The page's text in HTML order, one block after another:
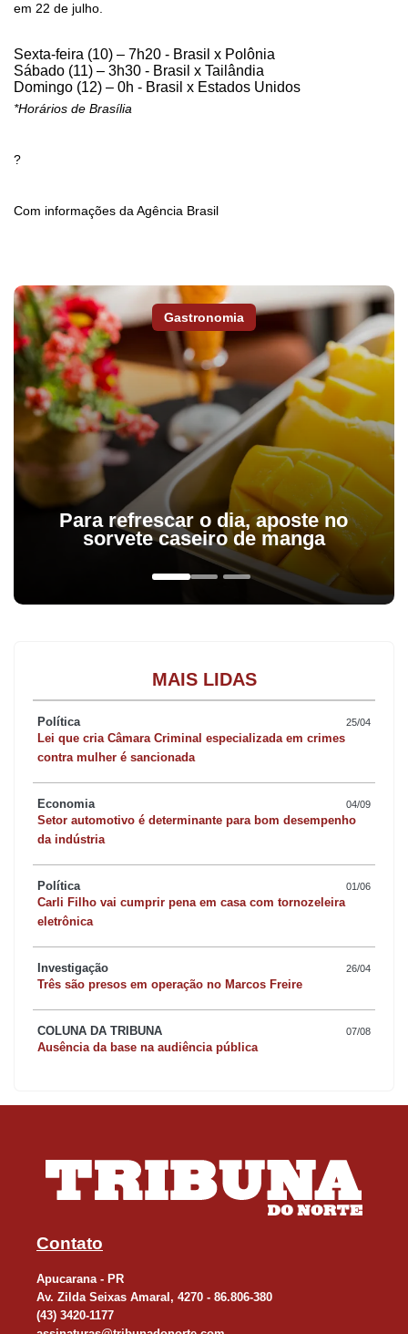
em 22 de julho.
Sexta-feira (10) – 7h20 - Brasil x Polônia
Sábado (11) – 3h30 - Brasil x Tailândia
Domingo (12) – 0h - Brasil x Estados Unidos
*Horários de Brasília
?
Com informações da Agência Brasil
Gastronomia
Para refrescar o dia, aposte no
sorvete caseiro de manga
MAIS LIDAS
Política 25/04
Lei que cria Câmara Criminal especializada em crimes
contra mulher é sancionada
Economia 04/09
Setor automotivo é determinante para bom desempenho
da indústria
Política 01/06
Carli Filho vai cumprir pena em casa com tornozeleira
eletrônica
Investigação 26/04
Três são presos em operação no Marcos Freire
COLUNA DA TRIBUNA 07/08
Ausência da base na audiência pública
Contato
Apucarana - PR
Av. Zilda Seixas Amaral, 4270 - 86.806-380
(43) 3420-1177